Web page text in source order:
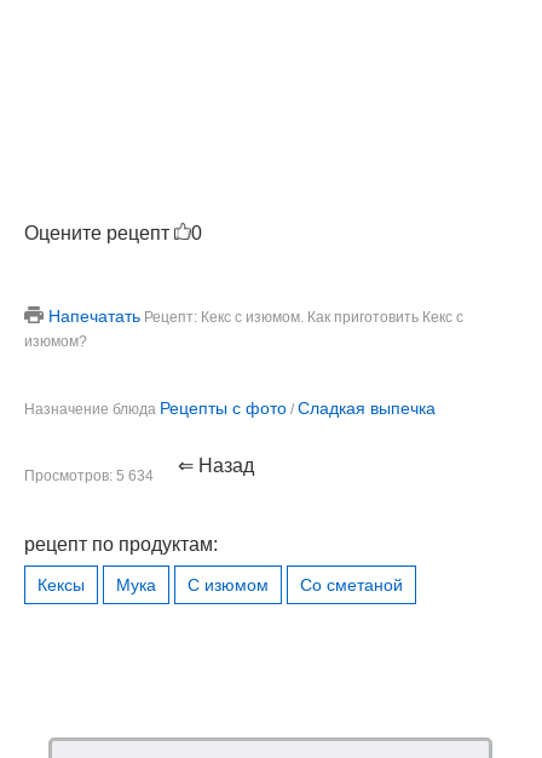
Оцените рецепт 0
Напечатать Рецепт: Кекс с изюмом. Как приготовить Кекс с
изюмом?
Назначение блюда Рецепты с фото / Сладкая выпечка
Просмотров: 5 634 ⇐ Назад
рецепт по продуктам:
Кексы Мука С изюмом Со сметаной